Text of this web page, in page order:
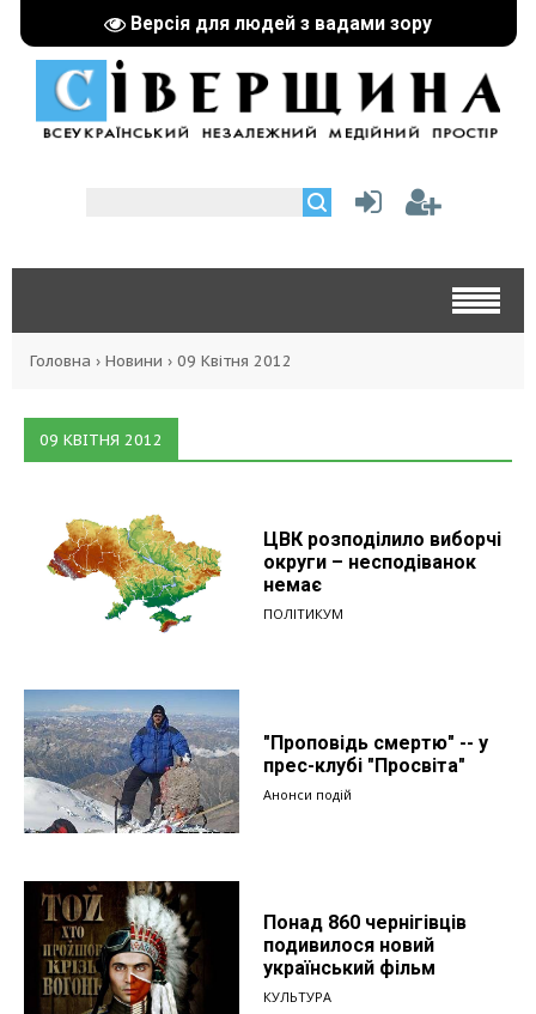
Версія для людей з вадами зору
Головна › Новини › 09 Квітня 2012
09 КВІТНЯ 2012
ЦВК розподілило виборчі
округи – несподіванок
немає
ПОЛІТИКУМ
"Проповідь смертю" -- у
прес-клубі "Просвіта"
Анонси подій
Понад 860 чернігівців
подивилося новий
український фільм
КУЛЬТУРА